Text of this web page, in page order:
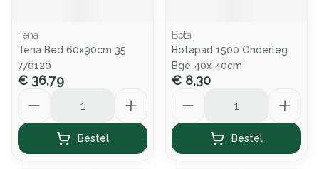
Tena
Tena Bed 60x90cm 35
770120
€ 36,79
Bestel
Bota
Botapad 1500 Onderleg
Bge 40x 40cm
€ 8,30
Bestel